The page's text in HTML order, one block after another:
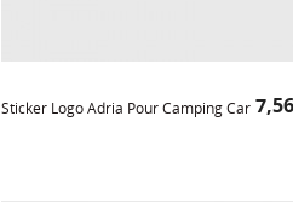
Sticker Logo Adria Pour Camping Car Prix